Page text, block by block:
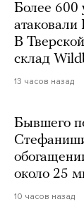
Более 600
В
склад
13 часов назад
Бывшего
около 25
10 часов назад